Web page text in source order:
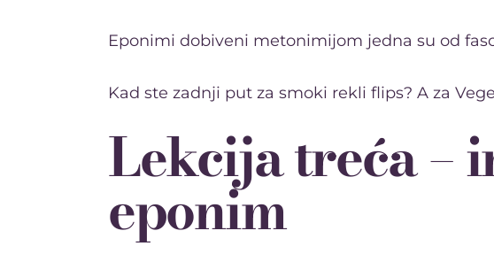
Eponimi dobiveni metonimijom jedna su od
Kad ste zadnji put za smoki rekli flips? A za
Lekcija treća –
eponim